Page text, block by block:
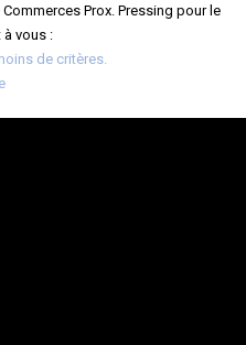
Prox. Pressing pour le
vous :
de critères.